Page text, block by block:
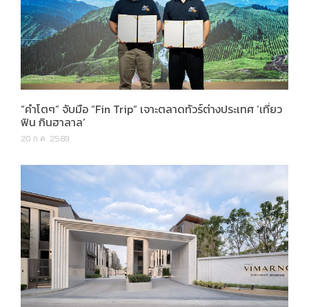
“คำโตๆ” จับมือ “Fin Trip” เจาะตลาดทัวร์ต่างประเทศ ‘เที่ยว
ฟิน กินฮาลาล’
20 ก.ค. 2569